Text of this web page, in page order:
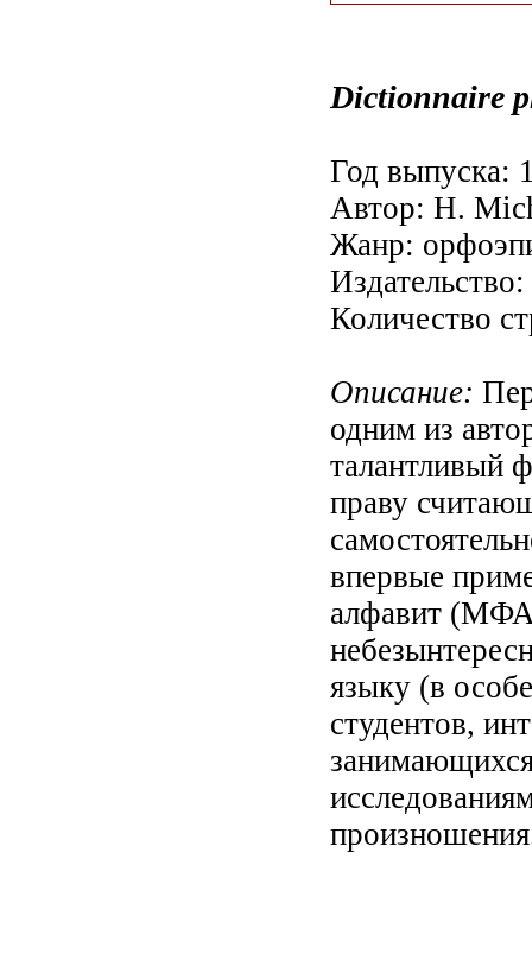
Dictionnaire
Год выпуска:
Автор: H.
Жанр:
Количество
Описание:
одним из
талантливый
праву
впервые
алфавит
языку (в
студентов,